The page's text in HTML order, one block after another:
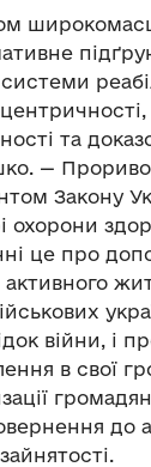
та
—
Закону
охорони
це про
активного
війни, і
в свої
до